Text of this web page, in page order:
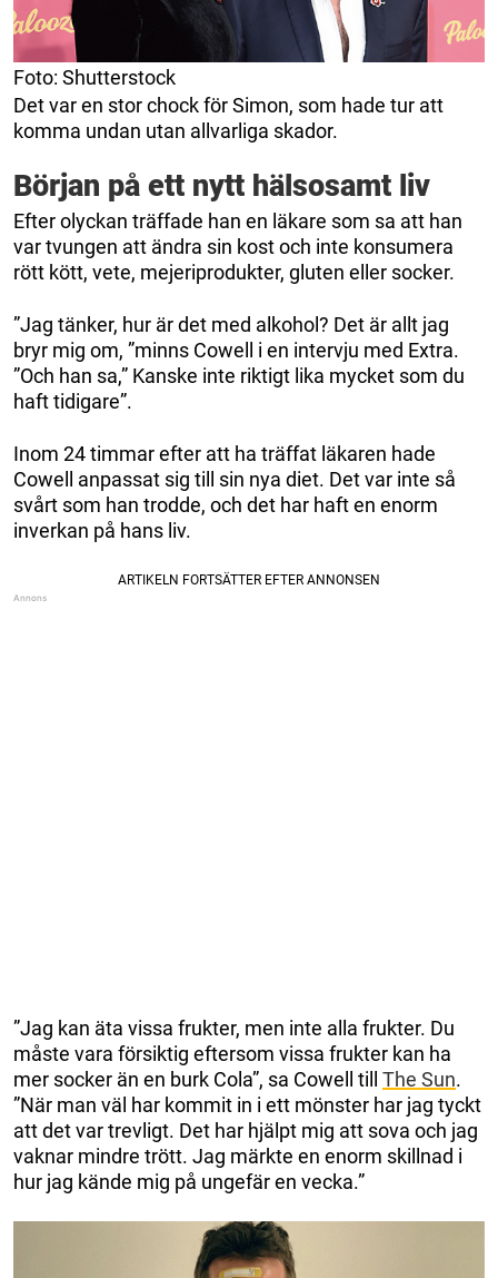
Foto: Shutterstock
Det var en stor chock för Simon, som hade tur att
komma undan utan allvarliga skador.
Början på ett nytt hälsosamt liv
Efter olyckan träffade han en läkare som sa att han
var tvungen att ändra sin kost och inte konsumera
rött kött, vete, mejeriprodukter, gluten eller socker.
”Jag tänker, hur är det med alkohol? Det är allt jag
bryr mig om, ”minns Cowell i en intervju med Extra.
”Och han sa,” Kanske inte riktigt lika mycket som du
haft tidigare”.
Inom 24 timmar efter att ha träffat läkaren hade
Cowell anpassat sig till sin nya diet. Det var inte så
svårt som han trodde, och det har haft en enorm
inverkan på hans liv.
”Jag kan äta vissa frukter, men inte alla frukter. Du
måste vara försiktig eftersom vissa frukter kan ha
mer socker än en burk Cola”, sa Cowell till The Sun.
”När man väl har kommit in i ett mönster har jag tyckt
att det var trevligt. Det har hjälpt mig att sova och jag
vaknar mindre trött. Jag märkte en enorm skillnad i
hur jag kände mig på ungefär en vecka.”